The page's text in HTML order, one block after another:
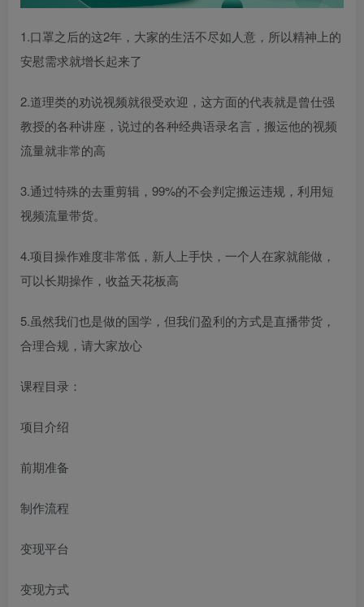
1.口罩之后的这2年，大家的生活不尽如人意，所以精神上的
安慰需求就增长起来了
2.道理类的劝说视频就很受欢迎，这方面的代表就是曾仕强
教授的各种讲座，说过的各种经典语录名言，搬运他的视频
流量就非常的高
3.通过特殊的去重剪辑，99%的不会判定搬运违规，利用短
视频流量带货。
4.项目操作难度非常低，新人上手快，一个人在家就能做，
可以长期操作，收益天花板高
5.虽然我们也是做的国学，但我们盈利的方式是直播带货，
合理合规，请大家放心
课程目录：
项目介绍
前期准备
制作流程
变现平台
变现方式